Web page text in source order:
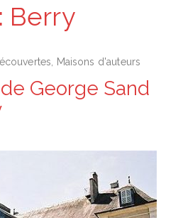
Berry
Maisons d'auteurs
George Sand